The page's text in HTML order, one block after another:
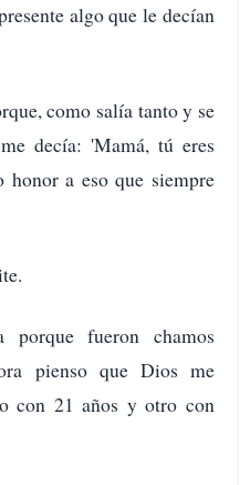
algo que le decían
como salía tanto y se
decía: 'Mamá, tú eres
a eso que siempre
fueron chamos
pienso que Dios me
con 21 años y otro con